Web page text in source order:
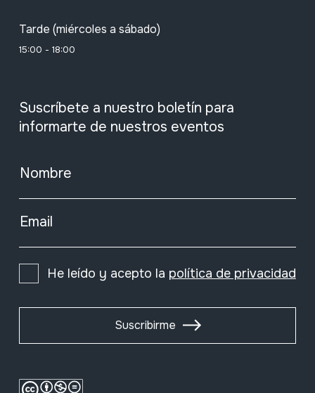
Tarde (miércoles a sábado)
15:00 - 18:00
Suscríbete a nuestro boletín para
informarte de nuestros eventos
Nombre
Email
He leído y acepto la política de privacidad
Suscribirme